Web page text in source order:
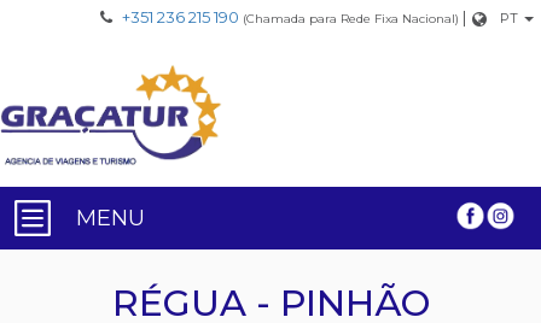
+351 236 215 190 (Chamada para Rede Fixa Nacional) | PT
MENU
RÉGUA - PINHÃO